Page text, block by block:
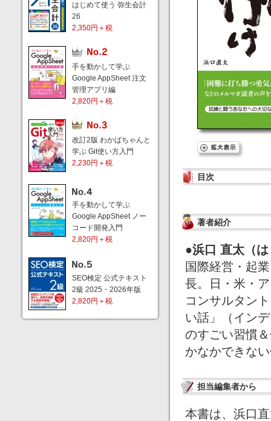
はじめて使う 弥生会計
26
2,350円＋税
手を動かして学ぶ
Google AppSheet 注文
管理アプリ編
2,820円＋税
改訂2版 わかばちゃんと
学ぶ Git使い方入門
2,230円＋税
手を動かして学ぶ
Google AppSheet ノー
コード開発入門
2,820円＋税
SEO検定 公式テキスト
2級 2025・2026年版
2,820円＋税
目次
著者紹介
●浜口 直太（
国際経営・起
長。日・米・
コンサルタン
い話」（イン
のすごい習慣
かなかできな
担当編集者から
本書は、浜口